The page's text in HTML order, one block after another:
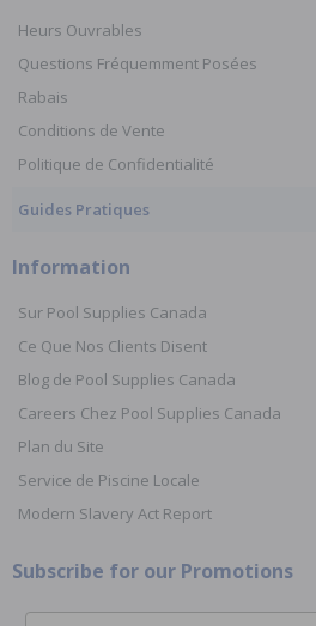
Heurs Ouvrables
Questions Fréquemment Posées
Rabais
Conditions de Vente
Politique de Confidentialité
Guides Pratiques
Information
Sur Pool Supplies Canada
Ce Que Nos Clients Disent
Blog de Pool Supplies Canada
Careers Chez Pool Supplies Canada
Plan du Site
Service de Piscine Locale
Modern Slavery Act Report
Subscribe for our Promotions
Email